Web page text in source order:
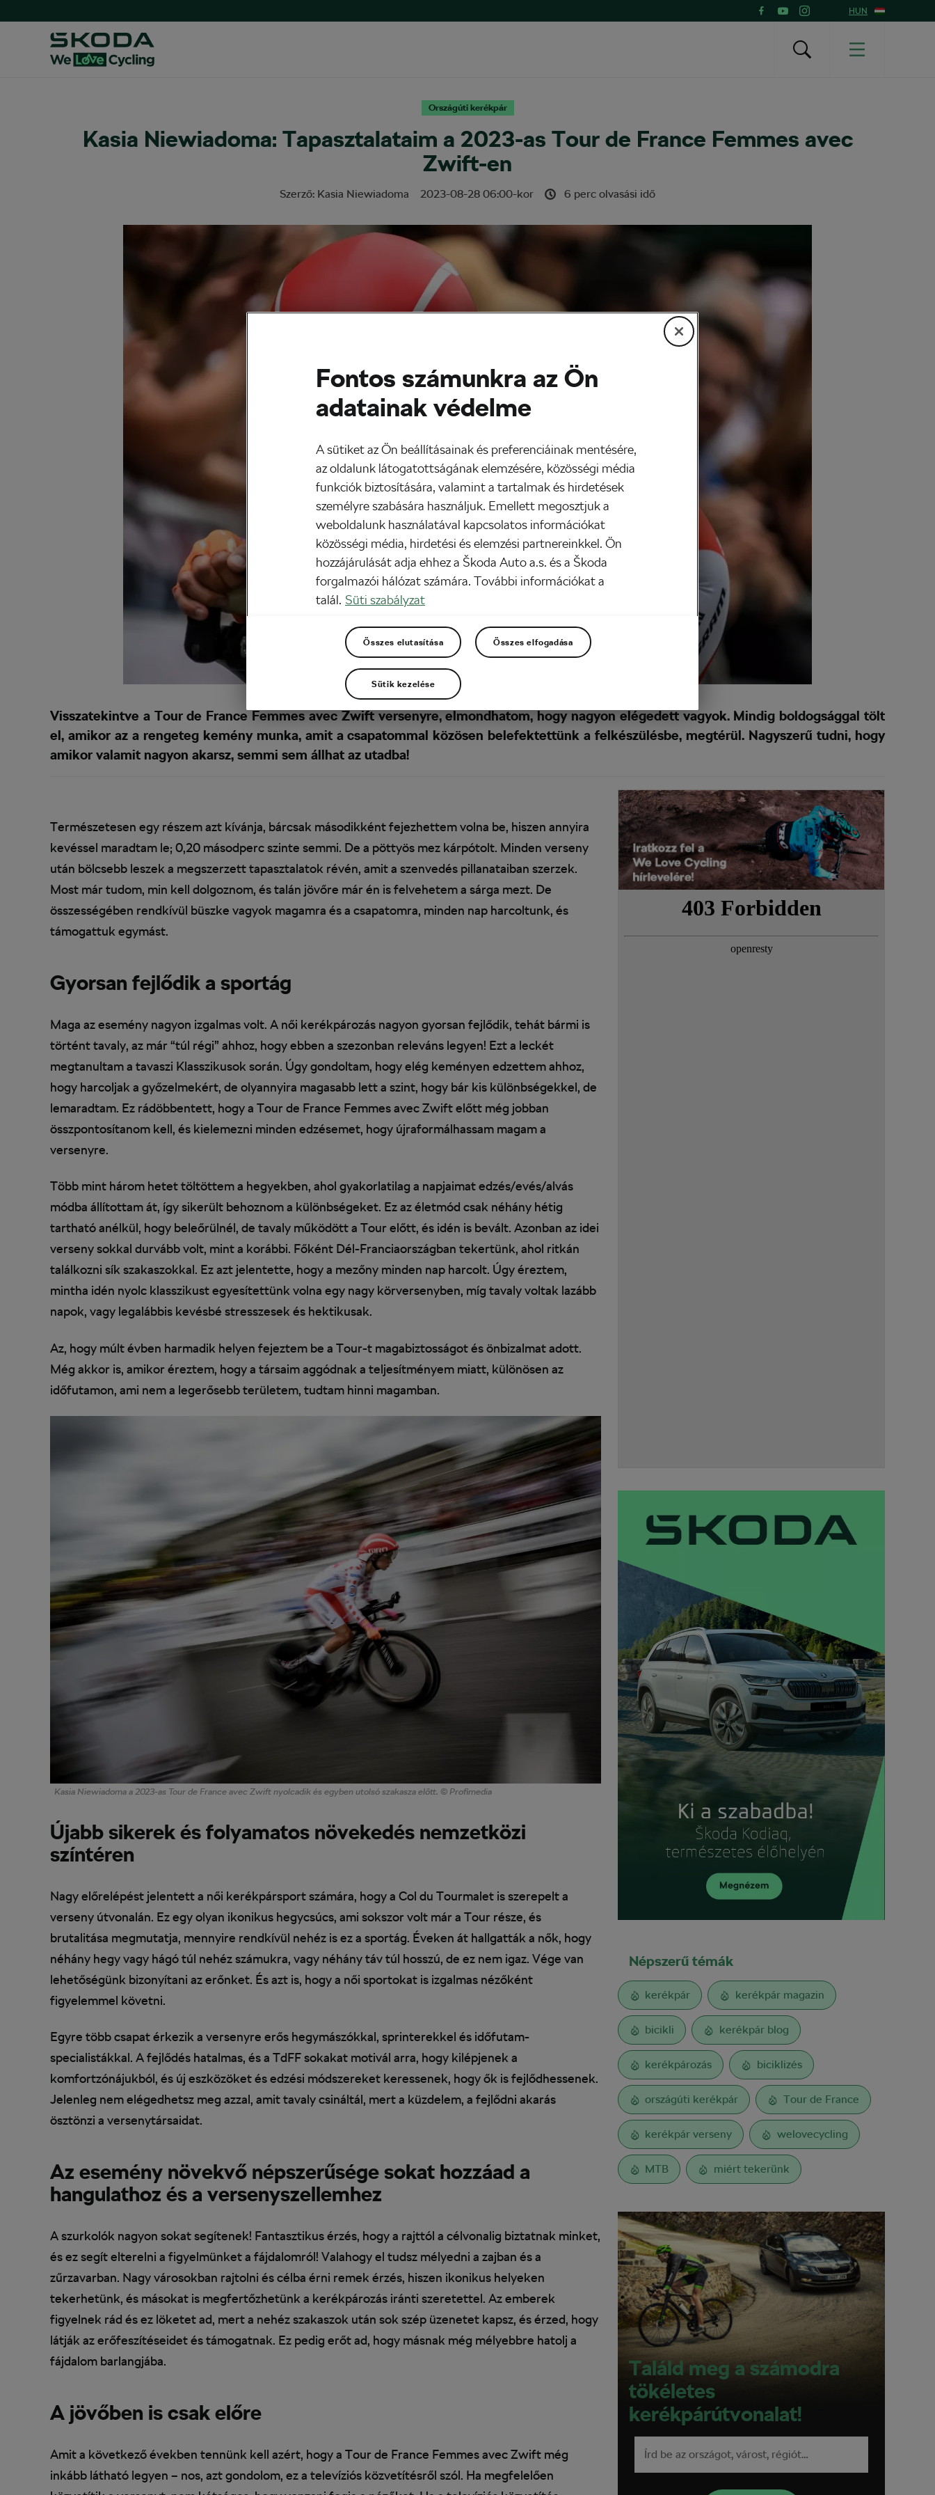
HUN
Országúti kerékpár
Kasia Niewiadoma: Tapasztalataim a 2023-as Tour de France Femmes avec
Zwift-en
Szerző: Kasia Niewiadoma 2023-08-28 06:00-kor 6 perc olvasási idő
Visszatekintve a Tour de France Femmes avec Zwift versenyre, elmondhatom, hogy nagyon elégedett vagyok. Mindig boldogsággal tölt
el, amikor az a rengeteg kemény munka, amit a csapatommal közösen belefektettünk a felkészülésbe, megtérül. Nagyszerű tudni, hogy
amikor valamit nagyon akarsz, semmi sem állhat az utadba!
Természetesen egy részem azt kívánja, bárcsak másodikként fejezhettem volna be, hiszen annyira
kevéssel maradtam le; 0,20 másodperc szinte semmi. De a pöttyös mez kárpótolt. Minden verseny
után bölcsebb leszek a megszerzett tapasztalatok révén, amit a szenvedés pillanataiban szerzek.
Most már tudom, min kell dolgoznom, és talán jövőre már én is felvehetem a sárga mezt. De
összességében rendkívül büszke vagyok magamra és a csapatomra, minden nap harcoltunk, és
támogattuk egymást.
Gyorsan fejlődik a sportág
Maga az esemény nagyon izgalmas volt. A női kerékpározás nagyon gyorsan fejlődik, tehát bármi is
történt tavaly, az már “túl régi” ahhoz, hogy ebben a szezonban releváns legyen! Ezt a leckét
megtanultam a tavaszi Klasszikusok során. Úgy gondoltam, hogy elég keményen edzettem ahhoz,
hogy harcoljak a győzelmekért, de olyannyira magasabb lett a szint, hogy bár kis különbségekkel, de
lemaradtam. Ez rádöbbentett, hogy a Tour de France Femmes avec Zwift előtt még jobban
összpontosítanom kell, és kielemezni minden edzésemet, hogy újraformálhassam magam a
versenyre.
Több mint három hetet töltöttem a hegyekben, ahol gyakorlatilag a napjaimat edzés/evés/alvás
módba állítottam át, így sikerült behoznom a különbségeket. Ez az életmód csak néhány hétig
tartható anélkül, hogy beleőrülnél, de tavaly működött a Tour előtt, és idén is bevált. Azonban az idei
verseny sokkal durvább volt, mint a korábbi. Főként Dél-Franciaországban tekertünk, ahol ritkán
találkozni sík szakaszokkal. Ez azt jelentette, hogy a mezőny minden nap harcolt. Úgy éreztem,
mintha idén nyolc klasszikust egyesítettünk volna egy nagy körversenyben, míg tavaly voltak lazább
napok, vagy legalábbis kevésbé stresszesek és hektikusak.
Az, hogy múlt évben harmadik helyen fejeztem be a Tour-t magabiztosságot és önbizalmat adott.
Még akkor is, amikor éreztem, hogy a társaim aggódnak a teljesítményem miatt, különösen az
időfutamon, ami nem a legerősebb területem, tudtam hinni magamban.
Kasia Niewiadoma a 2023-as Tour de France avec Zwift nyolcadik és egyben utolsó szakasza előtt. © Profimedia
Újabb sikerek és folyamatos növekedés nemzetközi
színtéren
Nagy előrelépést jelentett a női kerékpársport számára, hogy a Col du Tourmalet is szerepelt a
verseny útvonalán. Ez egy olyan ikonikus hegycsúcs, ami sokszor volt már a Tour része, és
brutalitása megmutatja, mennyire rendkívül nehéz is ez a sportág. Éveken át hallgatták a nők, hogy
néhány hegy vagy hágó túl nehéz számukra, vagy néhány táv túl hosszú, de ez nem igaz. Vége van
lehetőségünk bizonyítani az erőnket. És azt is, hogy a női sportokat is izgalmas nézőként
figyelemmel követni.
Egyre több csapat érkezik a versenyre erős hegymászókkal, sprinterekkel és időfutam-
specialistákkal. A fejlődés hatalmas, és a TdFF sokakat motivál arra, hogy kilépjenek a
komfortzónájukból, és új eszközöket és edzési módszereket keressenek, hogy ők is fejlődhessenek.
Jelenleg nem elégedhetsz meg azzal, amit tavaly csináltál, mert a küzdelem, a fejlődni akarás
ösztönzi a versenytársaidat.
Az esemény növekvő népszerűsége sokat hozzáad a
hangulathoz és a versenyszellemhez
A szurkolók nagyon sokat segítenek! Fantasztikus érzés, hogy a rajttól a célvonalig biztatnak minket,
és ez segít elterelni a figyelmünket a fájdalomról! Valahogy el tudsz mélyedni a zajban és a
zűrzavarban. Nagy városokban rajtolni és célba érni remek érzés, hiszen ikonikus helyeken
tekerhetünk, és másokat is megfertőzhetünk a kerékpározás iránti szeretettel. Az emberek
figyelnek rád és ez löketet ad, mert a nehéz szakaszok után sok szép üzenetet kapsz, és érzed, hogy
látják az erőfeszítéseidet és támogatnak. Ez pedig erőt ad, hogy másnak még mélyebbre hatolj a
fájdalom barlangjába.
A jövőben is csak előre
Amit a következő években tennünk kell azért, hogy a Tour de France Femmes avec Zwift még
inkább látható legyen – nos, azt gondolom, ez a televíziós közvetítésről szól. Ha megfelelően
Népszerű témák
kerékpár kerékpár magazin
bicikli kerékpár blog
kerékpározás biciklizés
országúti kerékpár Tour de France
kerékpár verseny welovecycling
MTB miért tekerünk
Találd meg a számodra
tökéletes
kerékpárútvonalat!
Fontos számunkra az Ön
adatainak védelme
A sütiket az Ön beállításainak és preferenciáinak mentésére,
az oldalunk látogatottságának elemzésére, közösségi média
funkciók biztosítására, valamint a tartalmak és hirdetések
személyre szabására használjuk. Emellett megosztjuk a
weboldalunk használatával kapcsolatos információkat
közösségi média, hirdetési és elemzési partnereinkkel. Ön
hozzájárulását adja ehhez a Škoda Auto a.s. és a Škoda
forgalmazói hálózat számára. További információkat a
talál. Süti szabályzat
Összes elutasítása Összes elfogadása
Sütik kezelése